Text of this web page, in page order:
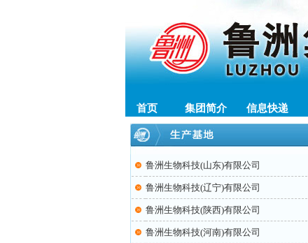
首页 集团简介 信息快递
鲁洲生物科技(山东)有限公司
鲁洲生物科技(辽宁)有限公司
鲁洲生物科技(陕西)有限公司
鲁洲生物科技(河南)有限公司